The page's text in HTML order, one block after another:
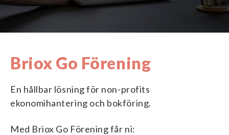
Briox Go Förening
En hållbar lösning för non-profits
ekonomihantering och bokföring.
Med Briox Go Förening får ni: